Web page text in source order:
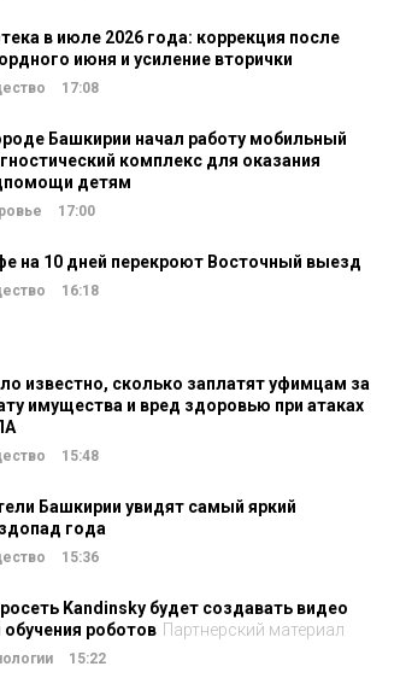
в июле 2026 года: коррекция после
июня и усиление вторички
17:08
Башкирии начал работу мобильный
комплекс для оказания
детям
17:00
на 10 дней перекроют Восточный выезд
16:18
известно, сколько заплатят уфимцам за
имущества и вред здоровью при атаках
15:48
Башкирии увидят самый яркий
года
15:36
Kandinsky будет создавать видео
обучения роботов Партнерский материал
15:22